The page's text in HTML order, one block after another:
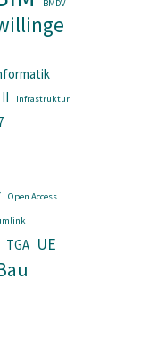
BMDV
Infrastruktur
Open Access
TGA UE